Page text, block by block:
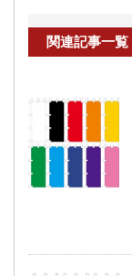
関連記事一覧